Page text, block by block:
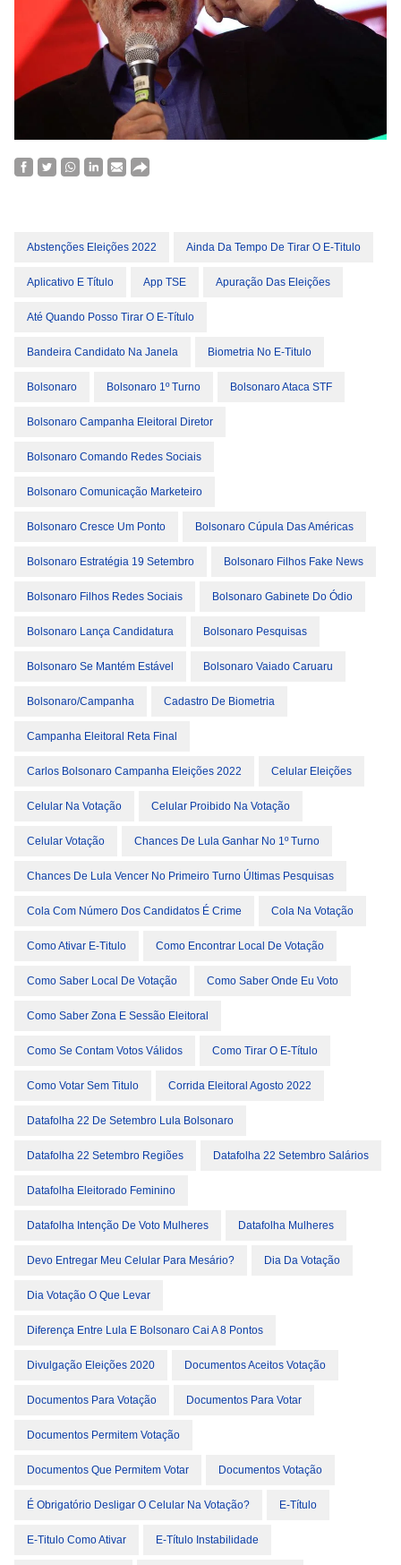
Abstenções Eleições 2022 Ainda Da Tempo De Tirar O E-Titulo
Aplicativo E Título App TSE Apuração Das Eleições
Até Quando Posso Tirar O E-Título
Bandeira Candidato Na Janela Biometria No E-Titulo
Bolsonaro Bolsonaro 1º Turno Bolsonaro Ataca STF
Bolsonaro Campanha Eleitoral Diretor
Bolsonaro Comando Redes Sociais
Bolsonaro Comunicação Marketeiro
Bolsonaro Cresce Um Ponto Bolsonaro Cúpula Das Américas
Bolsonaro Estratégia 19 Setembro Bolsonaro Filhos Fake News
Bolsonaro Filhos Redes Sociais Bolsonaro Gabinete Do Ódio
Bolsonaro Lança Candidatura Bolsonaro Pesquisas
Bolsonaro Se Mantém Estável Bolsonaro Vaiado Caruaru
Bolsonaro/campanha Cadastro De Biometria
Campanha Eleitoral Reta Final
Carlos Bolsonaro Campanha Eleições 2022 Celular Eleições
Celular Na Votação Celular Proibido Na Votação
Celular Votação Chances De Lula Ganhar No 1º Turno
Chances De Lula Vencer No Primeiro Turno Últimas Pesquisas
Cola Com Número Dos Candidatos É Crime Cola Na Votação
Como Ativar E-Titulo Como Encontrar Local De Votação
Como Saber Local De Votação Como Saber Onde Eu Voto
Como Saber Zona E Sessão Eleitoral
Como Se Contam Votos Válidos Como Tirar O E-Título
Como Votar Sem Titulo Corrida Eleitoral Agosto 2022
Datafolha 22 De Setembro Lula Bolsonaro
Datafolha 22 Setembro Regiões Datafolha 22 Setembro Salários
Datafolha Eleitorado Feminino
Datafolha Intenção De Voto Mulheres Datafolha Mulheres
Devo Entregar Meu Celular Para Mesário? Dia Da Votação
Dia Votação O Que Levar
Diferença Entre Lula E Bolsonaro Cai A 8 Pontos
Divulgação Eleições 2020 Documentos Aceitos Votação
Documentos Para Votação Documentos Para Votar
Documentos Permitem Votação
Documentos Que Permitem Votar Documentos Votação
É Obrigatório Desligar O Celular Na Votação? E-Título
E-Titulo Como Ativar E-Título Instabilidade